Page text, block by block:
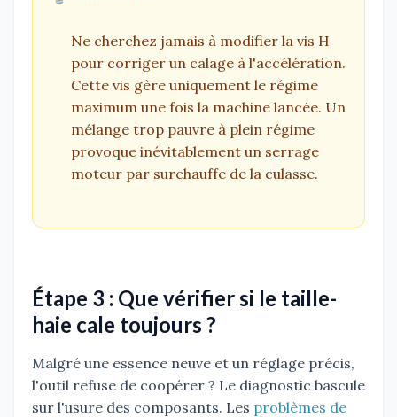
Ne cherchez jamais à modifier la vis H
pour corriger un calage à l'accélération.
Cette vis gère uniquement le régime
maximum une fois la machine lancée. Un
mélange trop pauvre à plein régime
provoque inévitablement un serrage
moteur par surchauffe de la culasse.
Étape 3 : Que vérifier si le taille-
haie cale toujours ?
Malgré une essence neuve et un réglage précis,
l'outil refuse de coopérer ? Le diagnostic bascule
sur l'usure des composants. Les problèmes de